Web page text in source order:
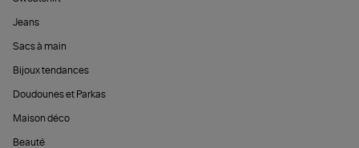
Jeans
Sacs à main
Bijoux tendances
Doudounes et Parkas
Maison déco
Beauté